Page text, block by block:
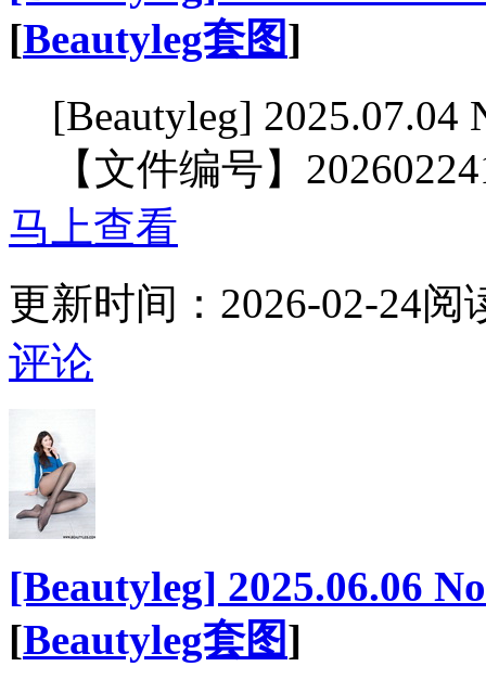
[Beautyleg套图]
[Beautyleg] 2025.07.04
【文件编号】
马上查看
更新时间： 2026-02-24阅
评论
[Beautyleg] 2025.06.06
[Beautyleg套图]